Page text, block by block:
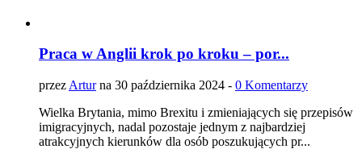
Praca w Anglii krok po kroku – por...
przez Arturna 30 października 2024 - 0 Komentarzy
Wielka Brytania, mimo Brexitu i zmieniających się przepisów
imigracyjnych, nadal pozostaje jednym z najbardziej
atrakcyjnych kierunków dla osób poszukujących pr...